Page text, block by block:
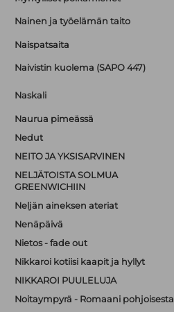
Nainen ja työelämän taito
Naispatsaita
Naivistin kuolema (SAPO 447)
Naskali
Naurua pimeässä
Nedut
NEITO JA YKSISARVINEN
NELJÄTOISTA SOLMUA
GREENWICHIIN
Neljän aineksen ateriat
Nenäpäivä
Nietos - fade out
Nikkaroi kotiisi kaapit ja hyllyt
NIKKAROI PUULELUJA
Noitaympyrä - Romaani pohjoisesta